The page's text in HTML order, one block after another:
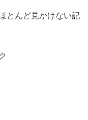
とんど見かけない記